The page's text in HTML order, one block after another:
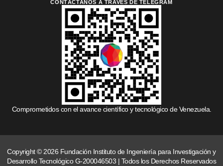
CONTÁCTANOS A TRAVÉS DE TELEGRAM
Comprometidos con el avance científico y tecnológico de Venezuela.
Copyright © 2026 Fundación Instituto de Ingeniería para Investigación y
Desarrollo Tecnológico G-200046503 | Todos los Derechos Reservados